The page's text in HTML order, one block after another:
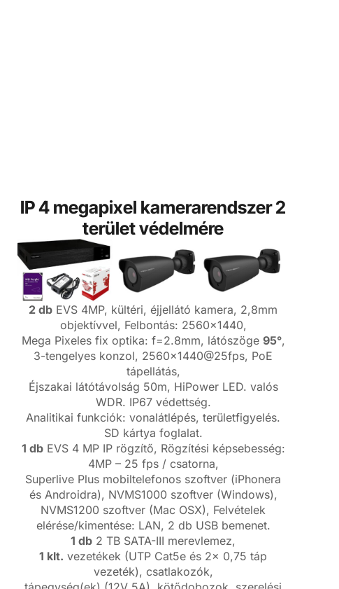
IP 4 megapixel kamerarendszer 2
terület védelmére
2 db EVS 4MP, kültéri, éjjellátó kamera, 2,8mm
objektívvel, Felbontás: 2560×1440,
Mega Pixeles fix optika: f=2.8mm, látószöge 95°,
3-tengelyes konzol, 2560×1440@25fps, PoE
tápellátás,
Éjszakai látótávolság 50m, HiPower LED. valós
WDR. IP67 védettség.
Analitikai funkciók: vonalátlépés, területfigyelés.
SD kártya foglalat.
1 dbEVS 4 MP IP rögzítő, Rögzítési képsebesség:
4MP – 25 fps / csatorna,
Superlive Plus mobiltelefonos szoftver (iPhonera
és Androidra), NVMS1000 szoftver (Windows),
NVMS1200 szoftver (Mac OSX), Felvételek
elérése/kimentése: LAN, 2 db USB bemenet.
1 db 2 TB SATA-III merevlemez,
1 klt. vezetékek (UTP Cat5e és 2x 0,75 táp
vezeték), csatlakozók,